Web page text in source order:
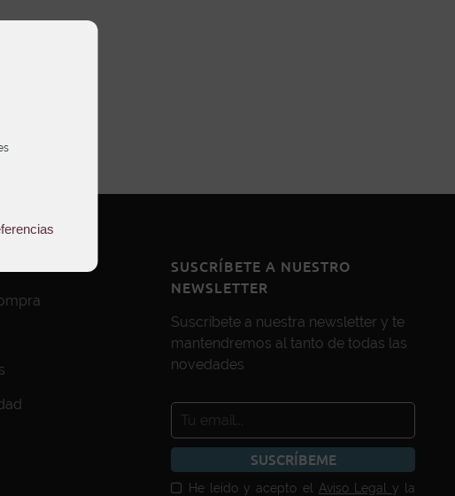
SUSCRÍBETE A NUESTRO
NEWSLETTER
Suscríbete a nuestra newsletter y te
mantendremos al tanto de todas las
novedades
SUSCRÍBEME
He leído y acepto el Aviso Legal y la